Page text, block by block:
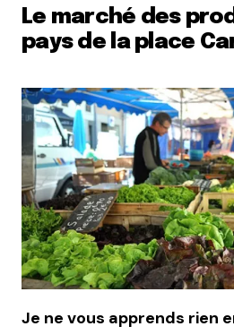
Le marché des
pays de la place
Je ne vous apprends rien